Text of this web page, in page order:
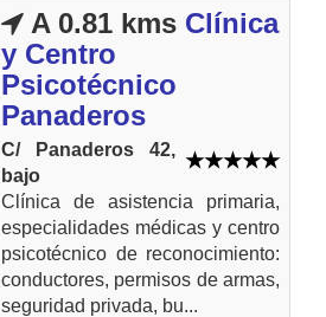
A 0.81 kms Clínica
y Centro
Psicotécnico
Panaderos
C/ Panaderos 42,
bajo
Clínica de asistencia primaria,
especialidades médicas y centro
psicotécnico de reconocimiento:
conductores, permisos de armas,
seguridad privada, bu...